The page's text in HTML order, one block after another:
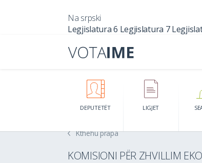
Na srpski
Legjislatura 6 Legjislatura 7
DEPUTETËT LIGJET
Kthehu prapa
KOMISIONI PËR ZHVILLIM